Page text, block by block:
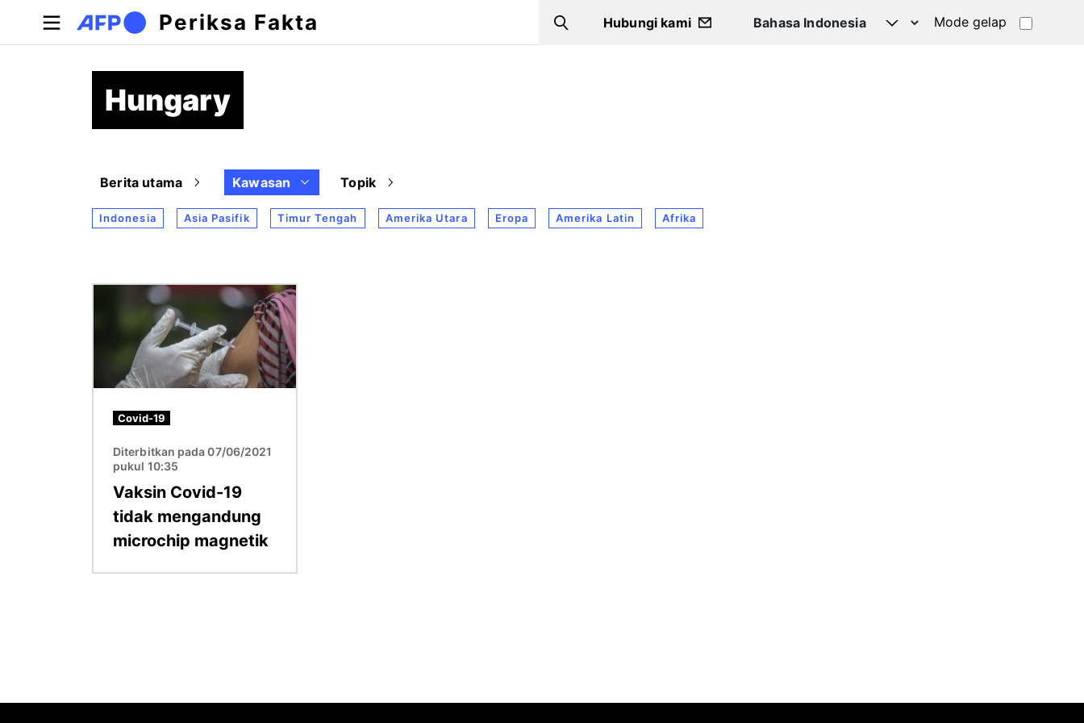
Lompat ke isi utama
Periksa Fakta Search
Hubungi kami Mode gelap
Hungary
Berita utama Kawasan Topik
Indonesia Asia Pasifik Timur Tengah Amerika Utara Eropa Amerika Latin Afrika
Covid-19
Diterbitkan pada 07/06/2021
pukul 10:35
Vaksin Covid-19
tidak mengandung
microchip magnetik